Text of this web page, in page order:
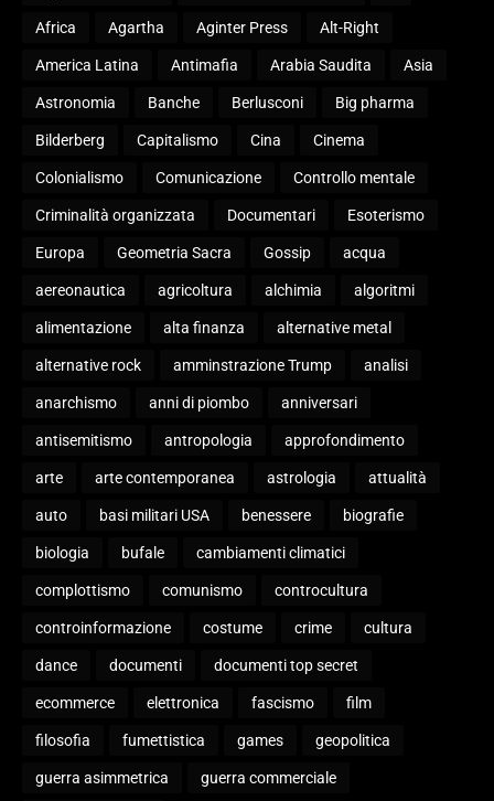
Africa Agartha Aginter Press Alt-Right
America Latina Antimafia Arabia Saudita Asia
Astronomia Banche Berlusconi Big pharma
Bilderberg Capitalismo Cina Cinema
Colonialismo Comunicazione Controllo mentale
Criminalità organizzata Documentari Esoterismo
Europa Geometria Sacra Gossip acqua
aereonautica agricoltura alchimia algoritmi
alimentazione alta finanza alternative metal
alternative rock amminstrazione Trump analisi
anarchismo anni di piombo anniversari
antisemitismo antropologia approfondimento
arte arte contemporanea astrologia attualità
auto basi militari USA benessere biografie
biologia bufale cambiamenti climatici
complottismo comunismo controcultura
controinformazione costume crime cultura
dance documenti documenti top secret
ecommerce elettronica fascismo film
filosofia fumettistica games geopolitica
guerra asimmetrica guerra commerciale